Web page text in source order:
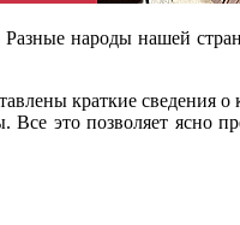
народы нашей
краткие сведения о
это позволяет ясно